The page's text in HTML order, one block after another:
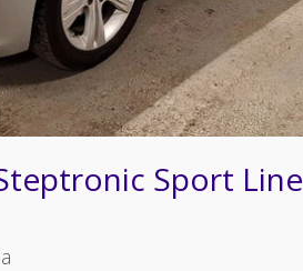
Sport Line